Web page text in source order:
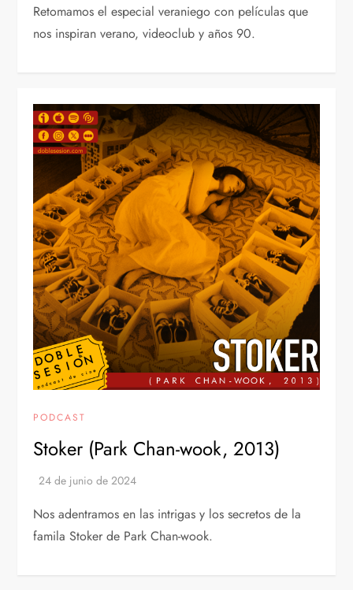
Retomamos el especial veraniego con películas que
nos inspiran verano, videoclub y años 90.
PODCAST
Stoker (Park Chan-wook, 2013)
Nos adentramos en las intrigas y los secretos de la
famila Stoker de Park Chan-wook.